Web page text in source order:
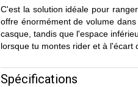
C'est la solution idéale pour
offre énormément de volume
casque, tandis que l'espace
lorsque tu montes rider et à l'écart
Spécifications